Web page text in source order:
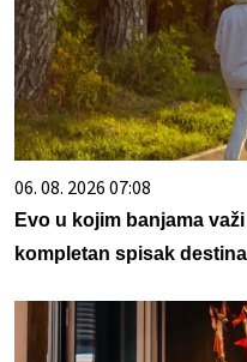
06. 08. 2026 07:08
Evo u kojim banjama
kompletan spisak